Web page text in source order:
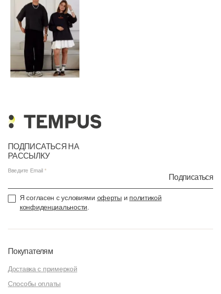
ПОДПИСАТЬСЯ НА
РАССЫЛКУ
Введите Email
Подписаться
Я согласен с условиями оферты и политикой
конфиденциальности.
Покупателям
Доставка с примеркой
Способы оплаты